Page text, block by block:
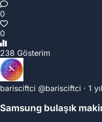
0
0
238 Gösterim
barisciftci @barisciftci · 1
Samsung bulaşık